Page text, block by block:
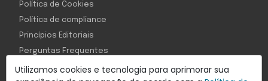
Utilizamos cookies e tecnologia para aprimorar sua
Política de Cookies
Política de compliance
Princípios Editoriais
Perguntas Frequentes